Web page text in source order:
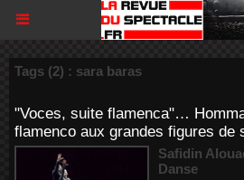
Tags (2) : sara baras
"Voces, suite flamenca"…
flamenco aux grandes figures de
Safidin
Danse